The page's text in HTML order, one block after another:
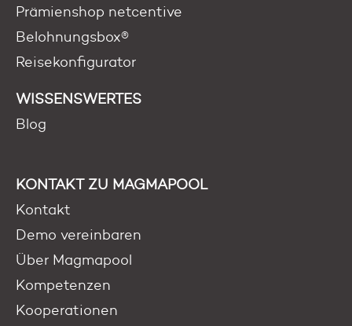
Prämienshop netcentive
Belohnungsbox®
Reisekonfigurator
WISSENSWERTES
Blog
KONTAKT ZU MAGMAPOOL
Kontakt
Demo vereinbaren
Über Magmapool
Kompetenzen
Kooperationen